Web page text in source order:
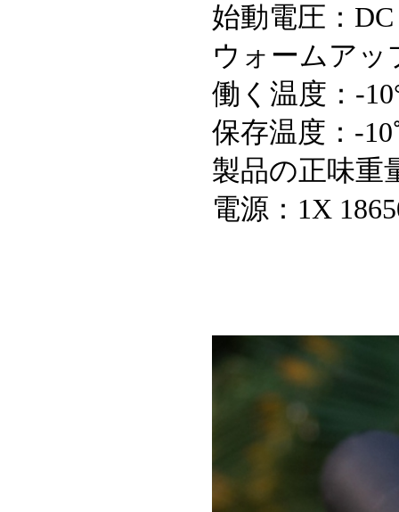
始動電圧：
ウォームアッ
働く温度：-
保存温度：-
製品の正味重
電源：1X